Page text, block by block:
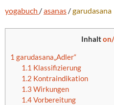
yogabuch /asanas /garudasana
Inhalt
1 garudasana„Adler“
1.1 Klassifizierung
1.2 Kontraindikation
1.3 Wirkungen
1.4Vorbereitung